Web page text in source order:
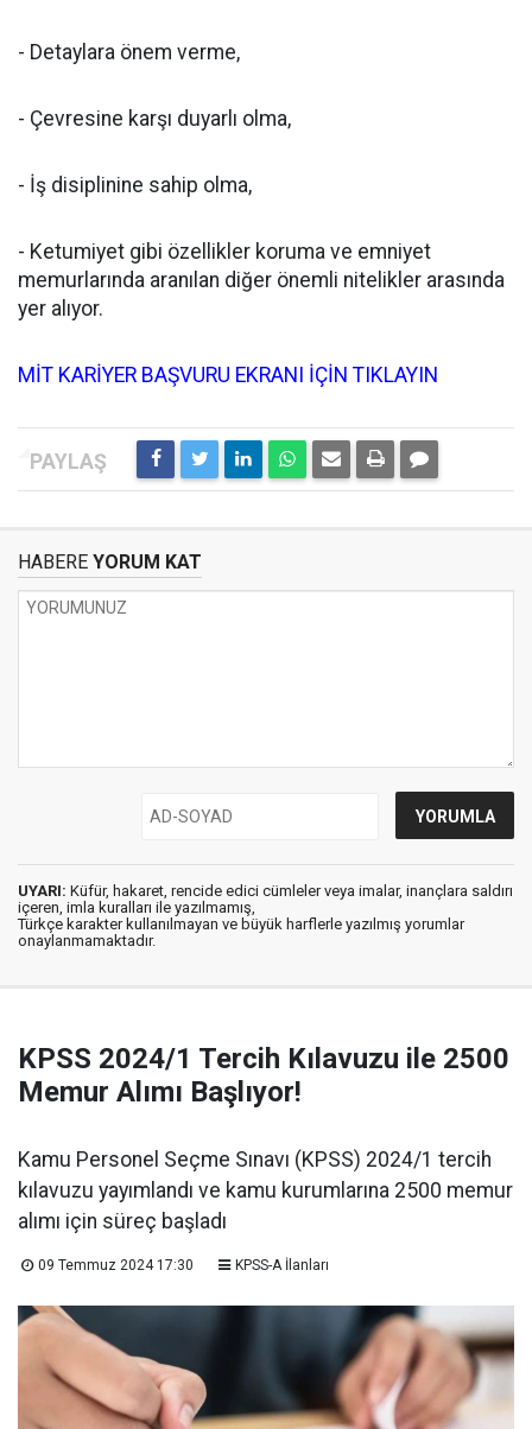
- Detaylara önem verme,
- Çevresine karşı duyarlı olma,
- İş disiplinine sahip olma,
- Ketumiyet gibi özellikler koruma ve emniyet
memurlarında aranılan diğer önemli nitelikler arasında
yer alıyor.
MİT KARİYER BAŞVURU EKRANI İÇİN TIKLAYIN
HABERE YORUM KAT
UYARI: Küfür, hakaret, rencide edici cümleler veya imalar, inançlara saldırı
içeren, imla kuralları ile yazılmamış,
Türkçe karakter kullanılmayan ve büyük harflerle yazılmış yorumlar
onaylanmamaktadır.
KPSS 2024/1 Tercih Kılavuzu ile 2500
Memur Alımı Başlıyor!
Kamu Personel Seçme Sınavı (KPSS) 2024/1 tercih
kılavuzu yayımlandı ve kamu kurumlarına 2500 memur
alımı için süreç başladı
09 Temmuz 2024 17:30 KPSS-A İlanları